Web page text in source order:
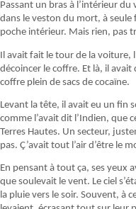
Passant un bras à l’intérieur du
dans le veston du mort, à seule
poche intérieur. Mais rien, pas
Il avait fait le tour de la voiture,
décoincer le coffre. Et là, il
coffre plein de sacs de cocaïne.
Levant la tête, il avait eu un fin
comme l’avait dit l’Indien, que
Terres Hautes. Un secteur,
pas. Ç’avait tout l’air d’être le
En pensant à tout ça, ses yeux
que soulevait le vent. Le ciel
la pluie vers le soir. Souvent, à